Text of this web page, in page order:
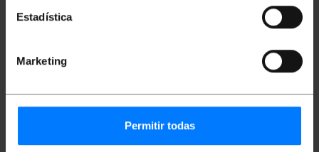
Estadística
Marketing
Permitir todas
opcjonalnie zamontować zamek na panelach
bocznych, aby zapobiec nieautoryzowanemu
rozmontowanym, co ułatwia transport i
przechowywanie. Montaż zajmuje 5 minut,
gotową do montażu.
Wykonane ze stali SPCC pomalowanej na
Spełniają one najbardziej rygorystyczne